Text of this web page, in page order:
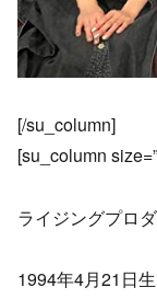
[/su_column]
[su_column
ライジングプロ
1994年4月21日